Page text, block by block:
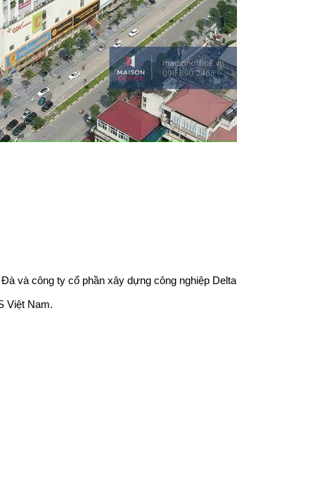
và công ty cổ phần xây dựng công nghiệp Delta
Việt Nam.